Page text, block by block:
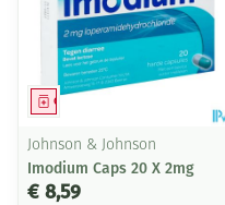
Geneesmiddel
Johnson & Johnson
Imodium Caps 20 X 2mg
€ 8,59